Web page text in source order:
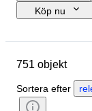
Köp nu
Extra tillbehör
Genre
751 objekt
Sortera efter